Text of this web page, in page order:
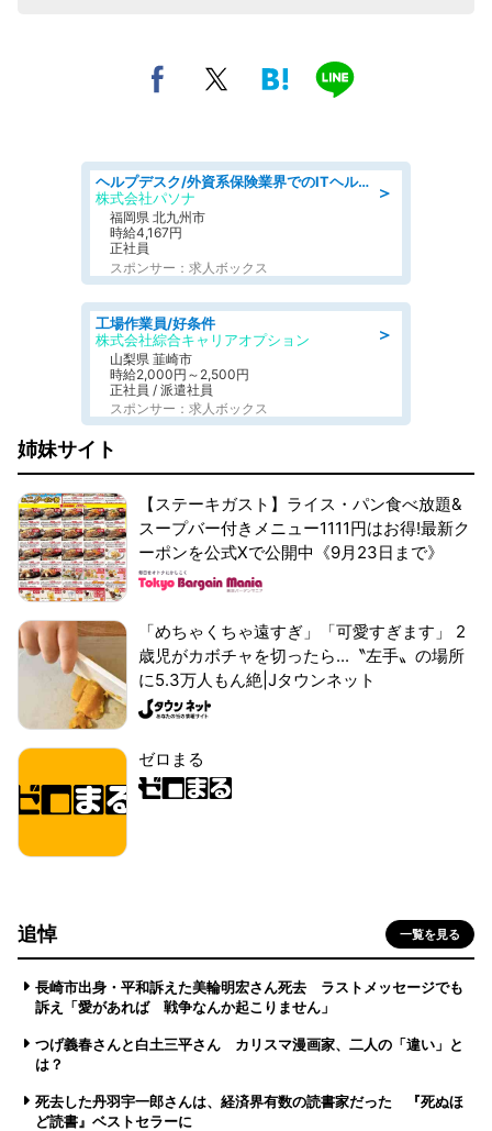
＞
ヘルプデスク/外資系保険業界でのITヘルプデスク業務/駅近/即日勤務可/ヘルプデスク
株式会社パソナ
福岡県 北九州市
時給4,167円
正社員
スポンサー：求人ボックス
＞
工場作業員/好条件
株式会社綜合キャリアオプション
山梨県 韮崎市
時給2,000円～2,500円
正社員 / 派遣社員
スポンサー：求人ボックス
姉妹サイト
【ステーキガスト】ライス・パン食べ放題&
スープバー付きメニュー1111円はお得!最新ク
ーポンを公式Xで公開中《9月23日まで》
「めちゃくちゃ遠すぎ」「可愛すぎます」 2
歳児がカボチャを切ったら...〝左手〟の場所
に5.3万人もん絶|Jタウンネット
ゼロまる
追悼 一覧を見る
長崎市出身・平和訴えた美輪明宏さん死去 ラストメッセージでも
訴え「愛があれば 戦争なんか起こりません」
つげ義春さんと白土三平さん カリスマ漫画家、二人の「違い」と
は？
死去した丹羽宇一郎さんは、経済界有数の読書家だった 『死ぬほ
ど読書』ベストセラーに